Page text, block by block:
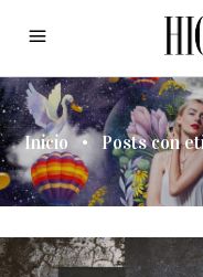
Inicio • Posts con